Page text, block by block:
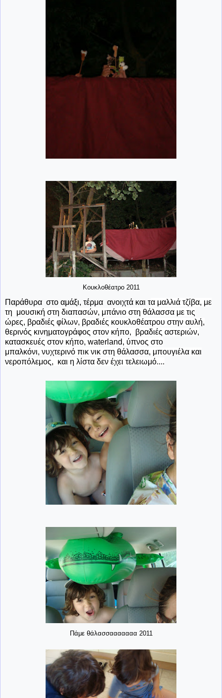
Κουκλοθέατρο 2011
Παράθυρα στο αμάξι, τέρμα ανοιχτά και τα μαλλιά τζίβα, με
τη μουσική στη διαπασών, μπάνιο στη θάλασσα με τις
ώρες, βραδιές φίλων, βραδιές κουκλοθέατρου στην αυλή,
θερινός κινηματογράφος στον κήπο, βραδιές αστεριών,
κατασκευές στον κήπο, waterland, ύπνος στο
μπαλκόνι, νυχτερινό πικ νικ στη θάλασσα, μπουγιέλα και
νεροπόλεμος, και η λίστα δεν έχει τελειωμό....
Πάμε θάλασσααααααα 2011